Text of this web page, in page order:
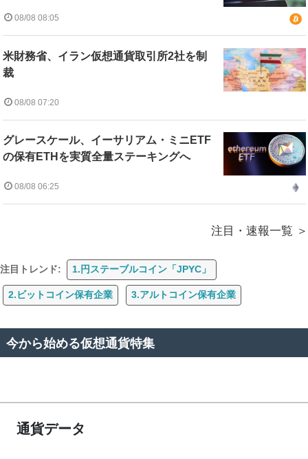
08/08 08:05
米財務省、イラン仮想通貨取引所2社を制
裁
08/08 07:20
グレースケール、イーサリアム・ミニETF
の保有ETHを実質全量ステーキングへ
08/08 06:25
注目・速報一覧
注目トレンド: 1.円ステーブルコイン「JPYC」
2.ビットコイン保有企業 3.アルトコイン保有企業
今から始める仮想通貨特集
通貨データ